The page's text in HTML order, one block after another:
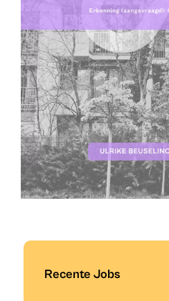
Recente Jobs